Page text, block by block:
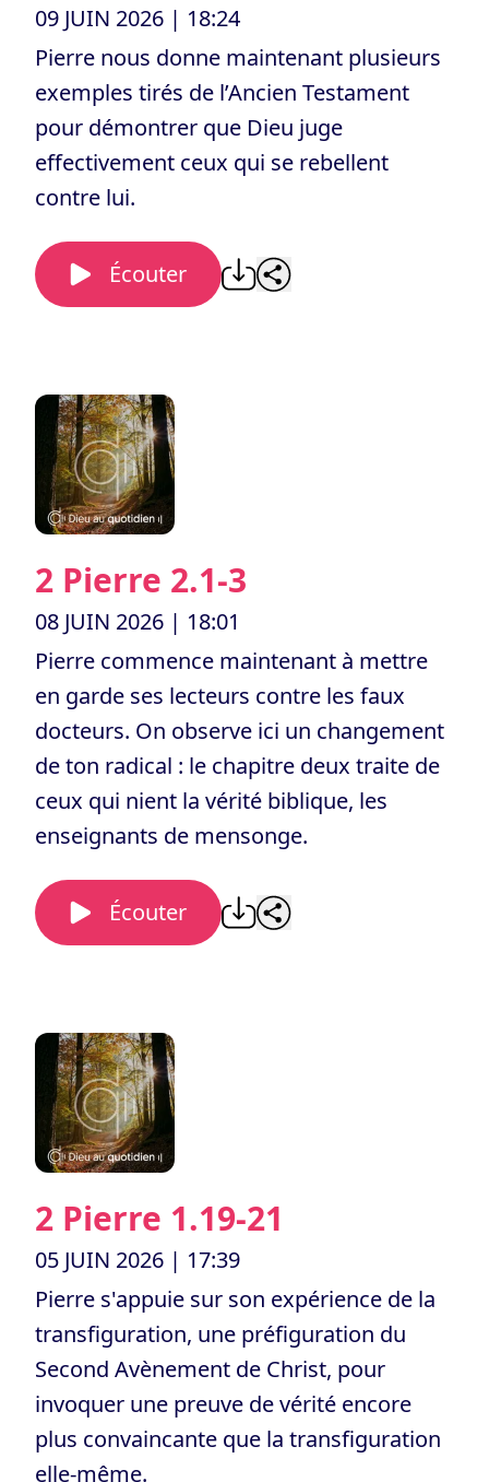
09 JUIN 2026 | 18:24
Pierre nous donne maintenant plusieurs
exemples tirés de l’Ancien Testament
pour démontrer que Dieu juge
effectivement ceux qui se rebellent
contre lui.
Écouter
2 Pierre 2.1-3
08 JUIN 2026 | 18:01
Pierre commence maintenant à mettre
en garde ses lecteurs contre les faux
docteurs. On observe ici un changement
de ton radical : le chapitre deux traite de
ceux qui nient la vérité biblique, les
enseignants de mensonge.
Écouter
2 Pierre 1.19-21
05 JUIN 2026 | 17:39
Pierre s'appuie sur son expérience de la
transfiguration, une préfiguration du
Second Avènement de Christ, pour
invoquer une preuve de vérité encore
plus convaincante que la transfiguration
elle-même.